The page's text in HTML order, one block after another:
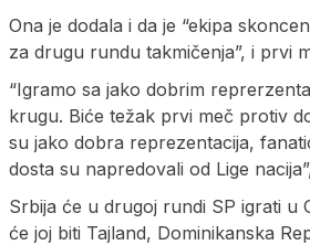
Ona je dodala i da je “ekipa
za drugu rundu takmičenja”, i prvi
“Igramo sa jako dobrim
krugu. Biće težak prvi meč protiv
su jako dobra reprezentacija,
dosta su napredovali od Lige
Srbija će u drugoj rundi SP igrati u
će joj biti Tajland, Dominikanska